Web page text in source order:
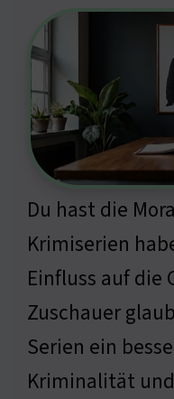
Du hast die
Krimiserien
Einfluss auf die
Zuschauer
Serien ein
Kriminalität